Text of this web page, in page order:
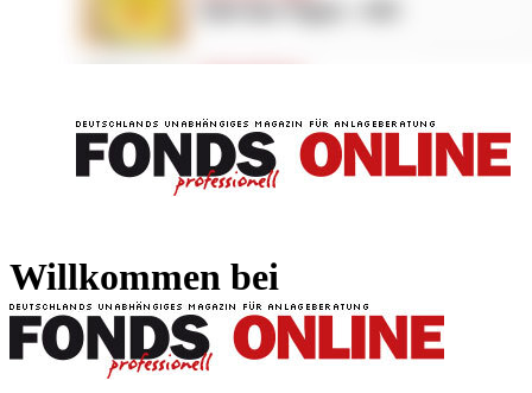
Willkommen bei